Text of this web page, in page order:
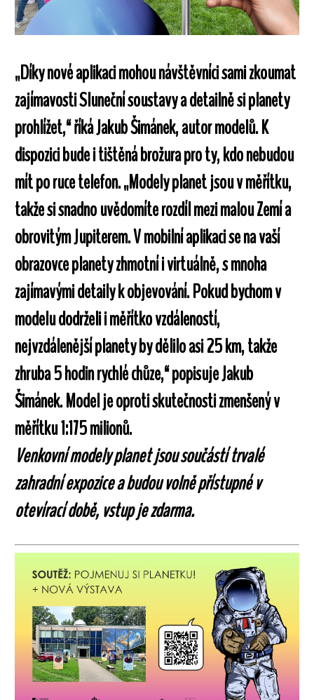
„Díky nové aplikaci mohou návštěvníci sami zkoumat
zajímavosti Sluneční soustavy a detailně si planety
prohlížet,“ říká Jakub Šimánek, autor modelů. K
dispozici bude i tištěná brožura pro ty, kdo nebudou
mít po ruce telefon. „Modely planet jsou v měřítku,
takže si snadno uvědomíte rozdíl mezi malou Zemí a
obrovitým Jupiterem. V mobilní aplikaci se na vaší
obrazovce planety zhmotní i virtuálně, s mnoha
zajímavými detaily k objevování. Pokud bychom v
modelu dodrželi i měřítko vzdáleností,
nejvzdálenější planety by dělilo asi 25 km, takže
zhruba 5 hodin rychlé chůze,“ popisuje Jakub
Šimánek. Model je oproti skutečnosti zmenšený v
měřítku 1:175 milionů.
Venkovní modely planet jsou součástí trvalé
zahradní expozice a budou volně přístupné v
otevírací době, vstup je zdarma.